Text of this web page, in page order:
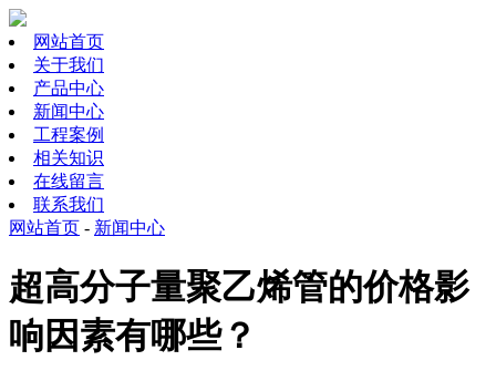
网站首页
关于我们
产品中心
新闻中心
工程案例
相关知识
在线留言
联系我们
网站首页 - 新闻中心
超高分子量聚乙烯管的价格影
响因素有哪些？